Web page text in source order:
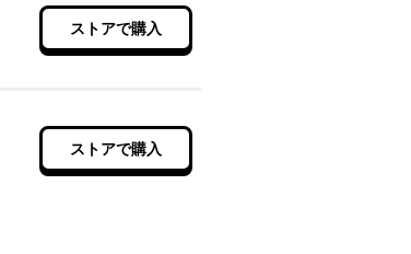
ストアで購入
ストアで購入